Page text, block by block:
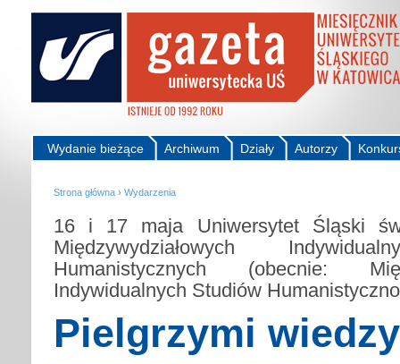
Autorzy
Działy
Archiwum
Wydanie bieżące
Strona główna › Wydarzenia
16 i 17 maja Uniwersytet Śląski
Międzywydziałowych
Humanistycznych (obecnie:
Indywidualnych Studiów
Pielgrzymi wiedzy